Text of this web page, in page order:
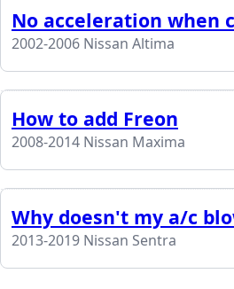
No acceleration when
2002-2006 Nissan Altima
How to add Freon
2008-2014 Nissan Maxima
Why doesn't my a/c
2013-2019 Nissan Sentra